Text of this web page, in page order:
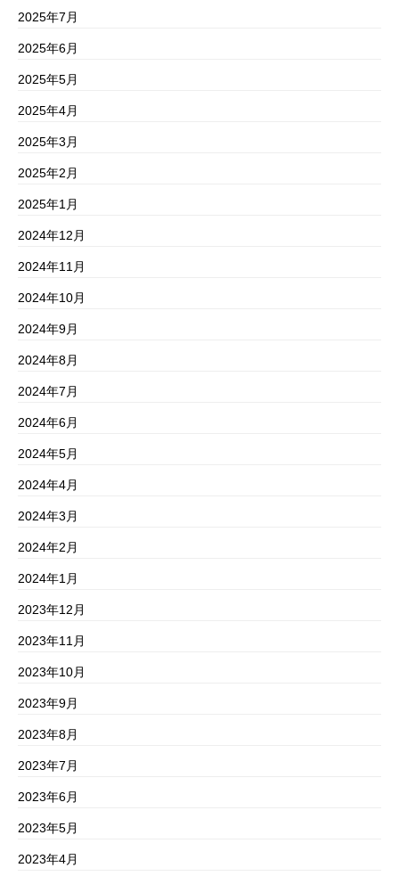
2025年7月
2025年6月
2025年5月
2025年4月
2025年3月
2025年2月
2025年1月
2024年12月
2024年11月
2024年10月
2024年9月
2024年8月
2024年7月
2024年6月
2024年5月
2024年4月
2024年3月
2024年2月
2024年1月
2023年12月
2023年11月
2023年10月
2023年9月
2023年8月
2023年7月
2023年6月
2023年5月
2023年4月